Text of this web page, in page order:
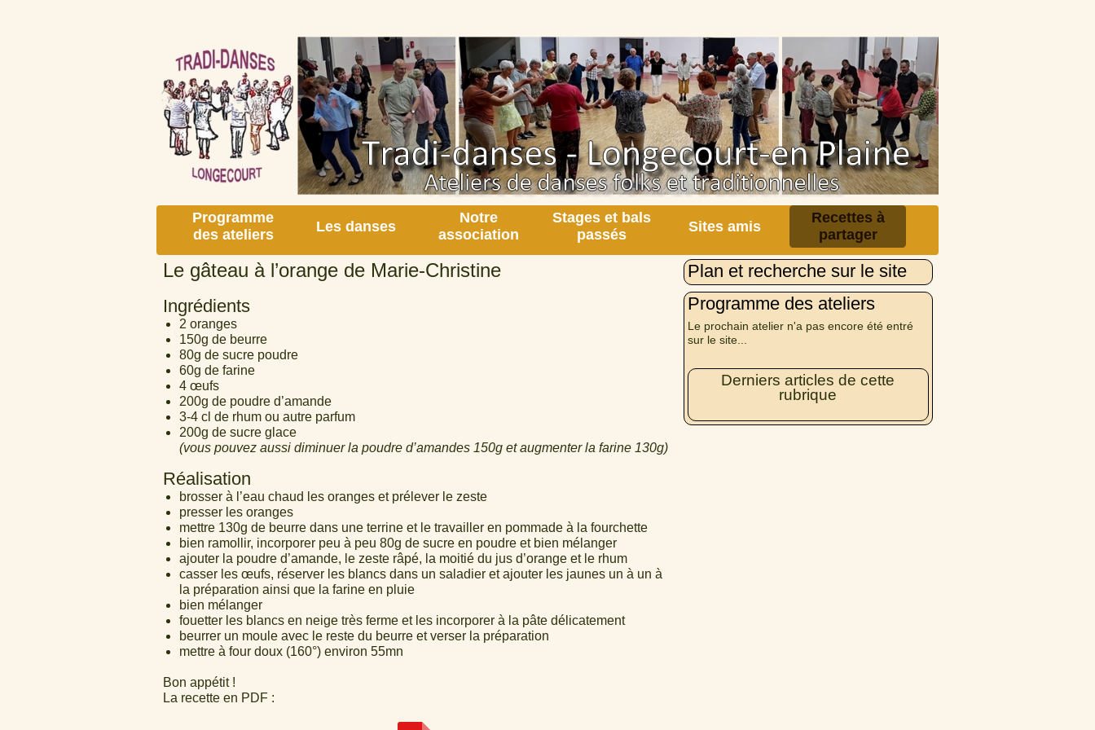
Programme
des ateliers
Les danses
Notre
association
Stages et bals
passés
Sites amis
Recettes à
partager
Le gâteau à l’orange de Marie-Christine
Ingrédients
2 oranges
150g de beurre
80g de sucre poudre
60g de farine
4 œufs
200g de poudre d’amande
3-4 cl de rhum ou autre parfum
200g de sucre glace
(vous pouvez aussi diminuer la poudre d’amandes 150g et augmenter la farine 130g)
Réalisation
brosser à l’eau chaud les oranges et prélever le zeste
presser les oranges
mettre 130g de beurre dans une terrine et le travailler en pommade à la fourchette
bien ramollir, incorporer peu à peu 80g de sucre en poudre et bien mélanger
ajouter la poudre d’amande, le zeste râpé, la moitié du jus d’orange et le rhum
casser les œufs, réserver les blancs dans un saladier et ajouter les jaunes un à un à
la préparation ainsi que la farine en pluie
bien mélanger
fouetter les blancs en neige très ferme et les incorporer à la pâte délicatement
beurrer un moule avec le reste du beurre et verser la préparation
mettre à four doux (160°) environ 55mn
Bon appétit !
La recette en PDF :
Plan et recherche sur le site
Programme des ateliers
Le prochain atelier n'a pas encore été entré
sur le site...
Derniers articles de cette
rubrique